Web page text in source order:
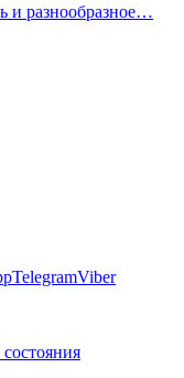
и разнообразное…
TelegramViber